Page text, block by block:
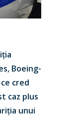
Boeing-
cred
caz plus
unui